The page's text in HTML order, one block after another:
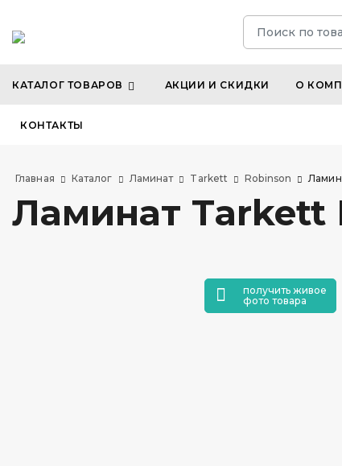
КАТАЛОГ ТОВАРОВ АКЦИИ И СКИДКИ О
КОНТАКТЫ
Главная Каталог Ламинат Tarkett Robinson
Ламинат Tarkett
получить живое
фото товара